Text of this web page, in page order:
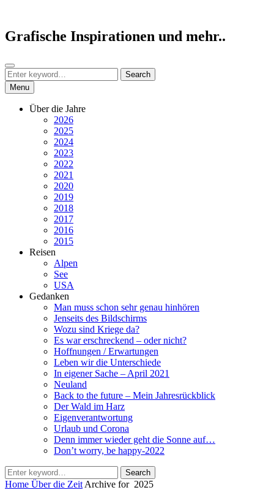
content
Grafische Inspirationen und mehr..
Search
Search
for:
Search
Menu
Über die Jahre
2026
2025
2024
2023
2022
2021
2020
2019
2018
2017
2016
2015
Reisen
Alpen
See
USA
Gedanken
Man muss schon sehr genau hinhören
Jenseits des Bildschirms
Wozu sind Kriege da?
Es war erschreckend – oder nicht?
Hoffnungen / Erwartungen
Leben wir die Unterschiede
In eigener Sache – April 2021
Neuland
Back to the future – Mein Jahresrückblick
Der Wald im Harz
Eigenverantwortung
Urlaub und Corona
Denn immer wieder geht die Sonne auf…
Don’t worry, be happy-2022
Search
for:
Search
Home Über die Zeit Archive for 2025